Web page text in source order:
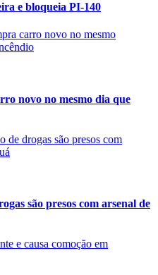
e bloqueia PI-140
novo no mesmo dia que
são presos com arsenal de